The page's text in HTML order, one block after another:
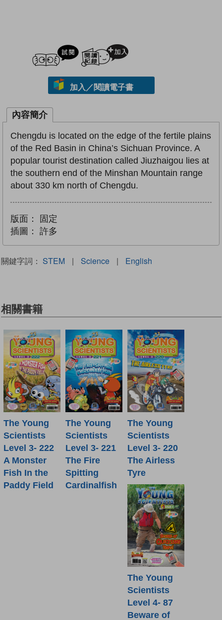
試閲
加入／閱讀電子書
內容簡介
Chengdu is located on the edge of the fertile plains
of the Red Basin in China’s Sichuan Province. A
popular tourist destination called Jiuzhaigou lies at
the southern end of the Minshan Mountain range
about 330 km north of Chengdu.
版面：
固定
插圖：
許多
關鍵字詞： STEM | Science | English
相關書籍
The Young
Scientists
Level 3- 222
A Monster
Fish In the
Paddy Field
The Young
Scientists
Level 3- 221
The Fire
Spitting
Cardinalfish
The Young
Scientists
Level 3- 220
The Airless
Tyre
The Young
Scientists
Level 4- 87
Beware of